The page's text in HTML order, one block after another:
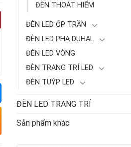
ĐÈN THOÁT HIỂM
ĐÈN LED ỐP TRẦN
ĐÈN LED PHA DUHAL
ĐÈN LED VÒNG
ĐÈN TRANG TRÍ LED
ĐÈN TUÝP LED
ĐÈN LED TRANG TRÍ
Sản phẩm khác